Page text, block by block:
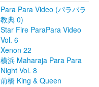
Para Para Video (パラパラ
教典 0)
Star Fire ParaPara Video
Vol. 6
Xenon 22
横浜 Maharaja Para Para
Night Vol. 8
前橋 King & Queen